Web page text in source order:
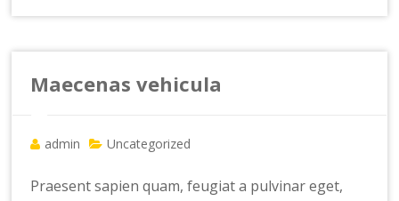
Maecenas vehicula
admin Uncategorized
Praesent sapien quam, feugiat a pulvinar eget,